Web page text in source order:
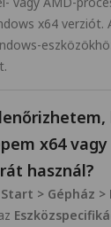
x64 verziót.
x64 vagy
használ?
Start > Gépház >